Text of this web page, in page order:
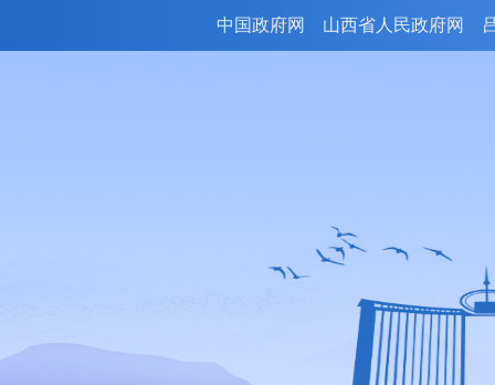
中国政府网 山西省人民政府网